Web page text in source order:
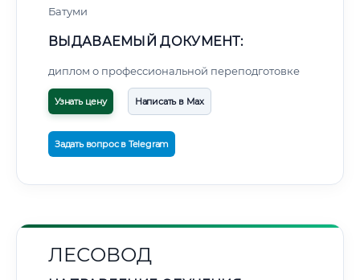
Батуми
ВЫДАВАЕМЫЙ ДОКУМЕНТ:
диплом о профессиональной переподготовке
Узнать цену Написать в Max
Задать вопрос в Telegram
ЛЕСОВОД